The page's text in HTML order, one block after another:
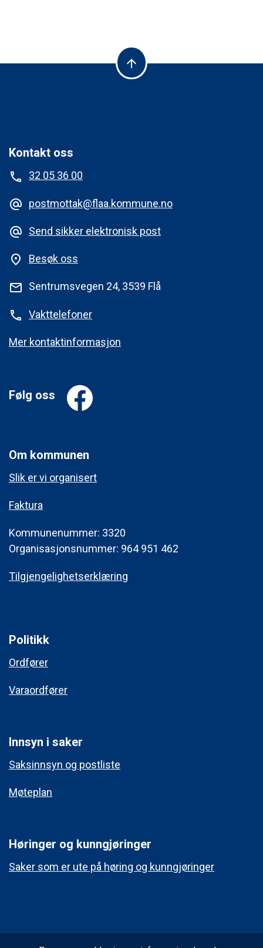
arrow_upward
Kontakt oss
phone
32 05 36 00
alternate_email postmottak@flaa.kommune.no
alternate_email Send sikker elektronisk post
place Besøk oss
mail Sentrumsvegen 24, 3539 Flå
phone Vakttelefoner
Mer kontaktinformasjon
Følg oss
Om kommunen
Slik er vi organisert
Faktura
Kommunenummer: 3320
Organisasjonsnummer: 964 951 462
Tilgjengelighetserklæring
Politikk
Ordfører
Varaordfører
Innsyn i saker
Saksinnsyn og postliste
Møteplan
Høringer og kunngjøringer
Saker som er ute på høring og kunngjøringer